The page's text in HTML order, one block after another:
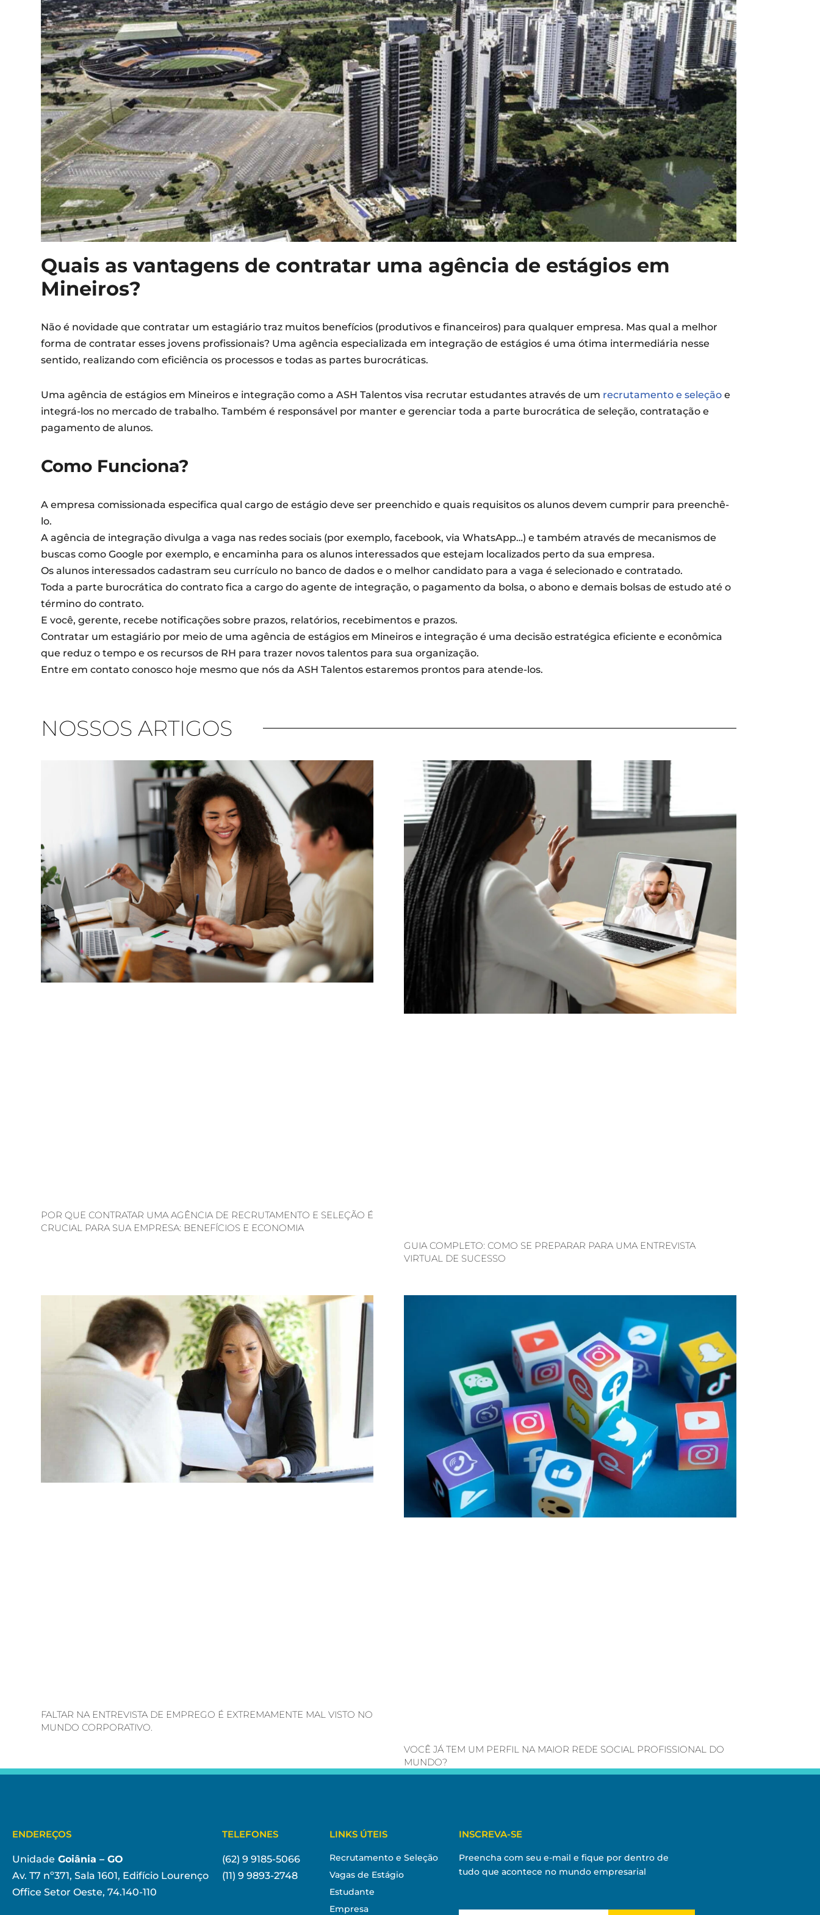
Quais as vantagens de contratar uma agência de estágios em
Mineiros?
Não é novidade que contratar um estagiário traz muitos benefícios (produtivos e financeiros) para qualquer empresa. Mas qual a melhor
forma de contratar esses jovens profissionais? Uma agência especializada em integração de estágios é uma ótima intermediária nesse
sentido, realizando com eficiência os processos e todas as partes burocráticas.
Uma agência de estágios em Mineiros e integração como a ASH Talentos visa recrutar estudantes através de um recrutamento e seleção e
integrá-los no mercado de trabalho. Também é responsável por manter e gerenciar toda a parte burocrática de seleção, contratação e
pagamento de alunos.
Como Funciona?
A empresa comissionada especifica qual cargo de estágio deve ser preenchido e quais requisitos os alunos devem cumprir para preenchê-
lo.
A agência de integração divulga a vaga nas redes sociais (por exemplo, facebook, via WhatsApp…) e também através de mecanismos de
buscas como Google por exemplo, e encaminha para os alunos interessados ​​que estejam localizados perto da sua empresa.
Os alunos interessados ​​cadastram seu currículo no banco de dados e o melhor candidato para a vaga é selecionado e contratado.
Toda a parte burocrática do contrato fica a cargo do agente de integração, o pagamento da bolsa, o abono e demais bolsas de estudo até o
término do contrato.
E você, gerente, recebe notificações sobre prazos, relatórios, recebimentos e prazos.
Contratar um estagiário por meio de uma agência de estágios em Mineiros e integração é uma decisão estratégica eficiente e econômica
que reduz o tempo e os recursos de RH para trazer novos talentos para sua organização.
Entre em contato conosco hoje mesmo que nós da ASH Talentos estaremos prontos para atende-los.
NOSSOS ARTIGOS
POR QUE CONTRATAR UMA AGÊNCIA DE RECRUTAMENTO E SELEÇÃO É
CRUCIAL PARA SUA EMPRESA: BENEFÍCIOS E ECONOMIA
GUIA COMPLETO: COMO SE PREPARAR PARA UMA ENTREVISTA
VIRTUAL DE SUCESSO
FALTAR NA ENTREVISTA DE EMPREGO É EXTREMAMENTE MAL VISTO NO
MUNDO CORPORATIVO.
VOCÊ JÁ TEM UM PERFIL NA MAIOR REDE SOCIAL PROFISSIONAL DO
MUNDO?
ENDEREÇOS
Unidade Goiânia – GO
Av. T7 nº371, Sala 1601, Edifício Lourenço
Office Setor Oeste, 74.140-110
TELEFONES
(62) 9 9185-5066
(11) 9 9893-2748
LINKS ÚTEIS
Recrutamento e Seleção
Vagas de Estágio
Estudante
Empresa
INSCREVA-SE
Preencha com seu e-mail e fique por dentro de
tudo que acontece no mundo empresarial